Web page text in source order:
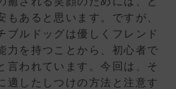
もあると思います。ですが、
ブルドッグは優しくフレンド
力を持つことから、初心者で
言われています。今回は、そ
適したしつけの方法と注意す